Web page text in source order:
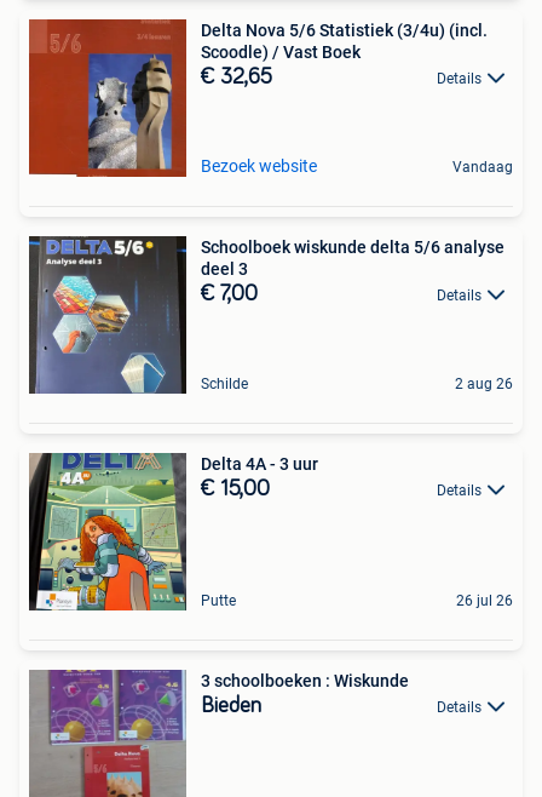
Delta Nova 5/6 Statistiek (3/4u) (incl.
Scoodle) / Vast Boek
€ 32,65 Details
Bezoek website Vandaag
Schoolboek wiskunde delta 5/6 analyse
deel 3
€ 7,00 Details
Schilde 2 aug 26
Delta 4A - 3 uur
€ 15,00 Details
Putte 26 jul 26
3 schoolboeken : Wiskunde
Bieden Details